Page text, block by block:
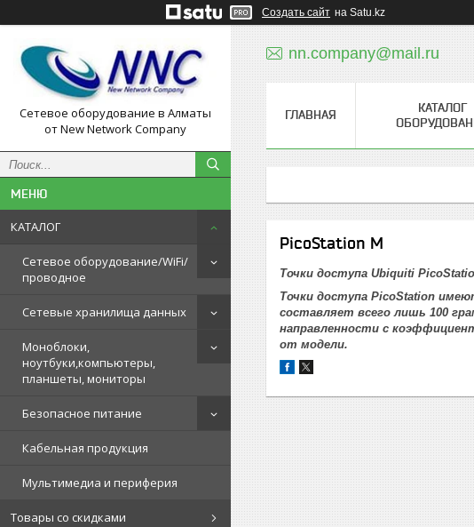
Создать сайт на Satu.kz
Сетевое оборудование в Алматы
от New Network Company
КАТАЛОГ
Сетевое оборудование/WiFi/
проводное
Сетевые хранилища данных
Моноблоки,
ноутбуки,компьютеры,
планшеты, мониторы
Безопасное питание
Кабельная продукция
Мультимедиа и периферия
Товары со скидками
nn.company@mail.ru
ГЛАВНАЯ
КАТАЛОГ
PicoStation M
Точки доступа Ubiquiti
Точки доступа PicoStation
составляет всего лишь 100
направленности с
от модели.